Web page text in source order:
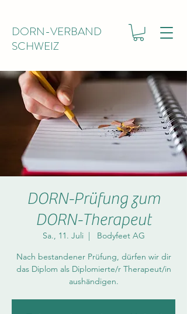
DORN-VERBAND
SCHWEIZ
DORN-Prüfung zum
DORN-Therapeut
Sa., 11. Juli
  |
Bodyfeet AG
Nach bestandener Prüfung, dürfen wir dir
das Diplom als Diplomierte/r Therapeut/in
aushändigen.